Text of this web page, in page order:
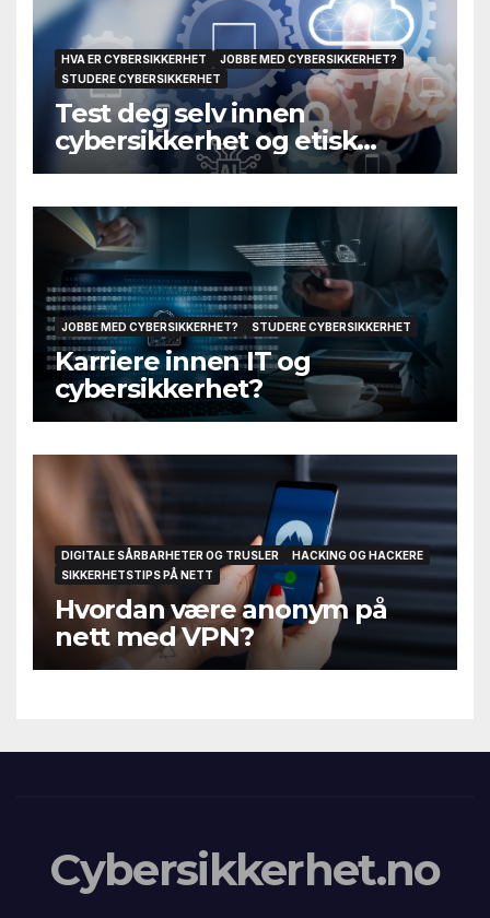
HVA ER CYBERSIKKERHET
JOBBE MED CYBERSIKKERHET?
STUDERE CYBERSIKKERHET
Test deg selv innen
cybersikkerhet og etisk
hacking
JOBBE MED CYBERSIKKERHET? STUDERE CYBERSIKKERHET
Karriere innen IT og
cybersikkerhet?
DIGITALE SÅRBARHETER OG TRUSLER
HACKING OG HACKERE
SIKKERHETSTIPS PÅ NETT
Hvordan være anonym på
nett med VPN?
Cybersikkerhet.no